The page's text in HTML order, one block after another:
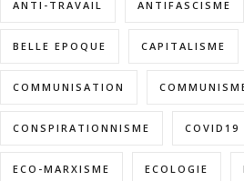
ANTI-TRAVAIL ANTIFASCISME
BELLE EPOQUE CAPITALISME
COMMUNISATION
CONSPIRATIONNISME COVID19
ECO-MARXISME ECOLOGIE